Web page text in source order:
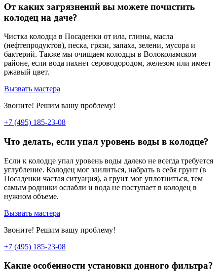
От каких загрязнений вы можете почистить
колодец на даче?
Чистка колодца в Посаденки от ила, глины, масла
(нефтепродуктов), песка, грязи, запаха, зелени, мусора и
бактерий. Также мы очищаем колодцы в Волоколамском
районе, если вода пахнет сероводородом, железом или имеет
ржавый цвет.
Вызвать мастера
Звоните! Решим вашу проблему!
+7 (495) 185-23-08
Что делать, если упал уровень воды в колодце?
Если к колодце упал уровень воды далеко не всегда требуется
углубление. Колодец мог заилиться, набрать в себя грунт (в
Посаденки частая ситуация), а грунт мог уплотниться, тем
самым родники ослабли и вода не поступает в колодец в
нужном объеме.
Вызвать мастера
Звоните! Решим вашу проблему!
+7 (495) 185-23-08
Какие особенности установки донного фильтра?